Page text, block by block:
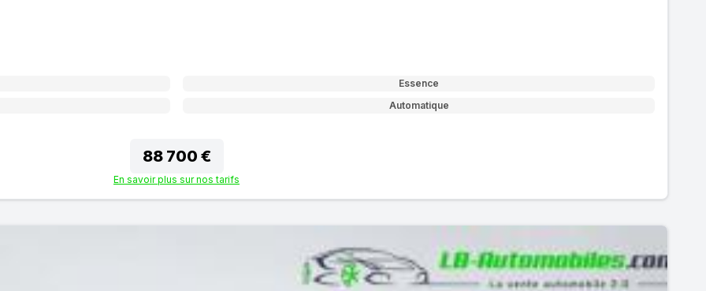
Essence
Automatique
88 700 €
En savoir plus sur nos tarifs